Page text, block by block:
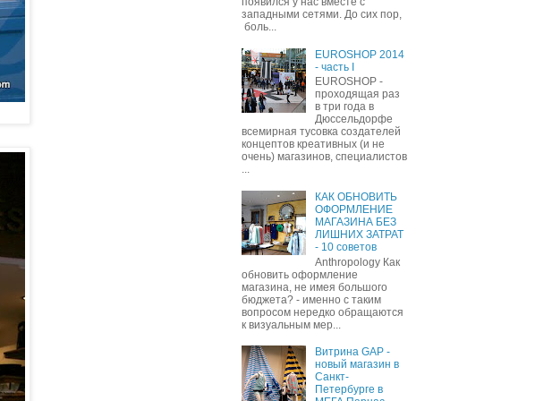
западными сетями. До сих пор,
боль...
EUROSHOP 2014
- часть I
EUROSHOP -
проходящая раз
в три года в
Дюссельдорфе
всемирная тусовка создателей
концептов креативных (и не
очень) магазинов, специалистов
...
КАК ОБНОВИТЬ
ОФОРМЛЕНИЕ
МАГАЗИНА БЕЗ
ЛИШНИХ ЗАТРАТ
- 10 советов
Anthropology Как
обновить оформление
магазина, не имея большого
бюджета? - именно с таким
вопросом нередко обращаются
к визуальным мер...
Витрина GAP -
новый магазин в
Санкт-
Петербурге в